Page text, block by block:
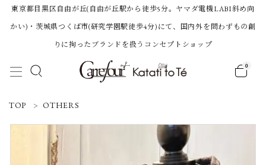
東京都目黒区自由が丘(自由が丘駅から徒歩5分。ヤマダ電機LABI斜め向
かい)・茨城県つくば市(研究学園駅徒歩4分)にて、国内外を問わずもの創
りに拘ったブランドを扱うコンセプトショップ
0
ACCOUNT MENU
ログイン 新規会員登録
TOP OTHERS